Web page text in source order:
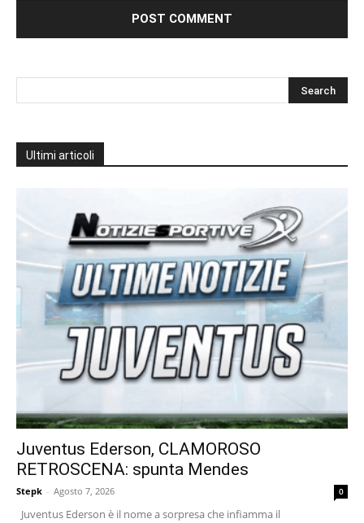
Ultimi articoli
Juventus Ederson, CLAMOROSO
RETROSCENA: spunta Mendes
Stepk - Agosto 7, 2026 0
Juventus Ederson è il nome a sorpresa che infiamma il